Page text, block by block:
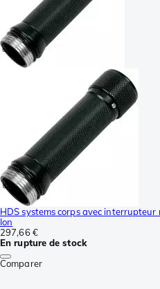
HDS systems corps avec
Ion
297,66 €
En rupture de stock
Comparer